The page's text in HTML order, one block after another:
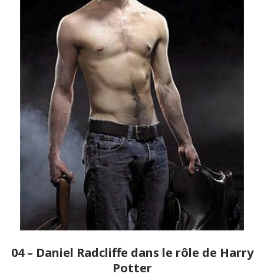
04 – Daniel Radcliffe dans le rôle de Harry
Potter